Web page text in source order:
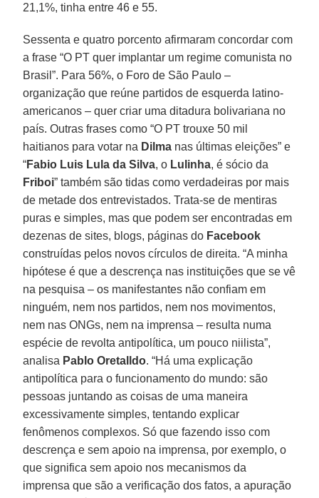
21,1%, tinha entre 46 e 55.
Sessenta e quatro porcento afirmaram concordar com
a frase “O PT quer implantar um regime comunista no
Brasil”. Para 56%, o Foro de São Paulo –
organização que reúne partidos de esquerda latino-
americanos – quer criar uma ditadura bolivariana no
país. Outras frases como “O PT trouxe 50 mil
haitianos para votar na Dilma nas últimas eleições” e
“Fabio Luis Lula da Silva, o Lulinha, é sócio da
Friboi” também são tidas como verdadeiras por mais
de metade dos entrevistados. Trata-se de mentiras
puras e simples, mas que podem ser encontradas em
dezenas de sites, blogs, páginas do Facebook
construídas pelos novos círculos de direita. “A minha
hipótese é que a descrença nas instituições que se vê
na pesquisa – os manifestantes não confiam em
ninguém, nem nos partidos, nem nos movimentos,
nem nas ONGs, nem na imprensa – resulta numa
espécie de revolta antipolítica, um pouco niilista”,
analisa Pablo Oretalldo. “Há uma explicação
antipolítica para o funcionamento do mundo: são
pessoas juntando as coisas de uma maneira
excessivamente simples, tentando explicar
fenômenos complexos. Só que fazendo isso com
descrença e sem apoio na imprensa, por exemplo, o
que significa sem apoio nos mecanismos da
imprensa que são a verificação dos fatos, a apuração